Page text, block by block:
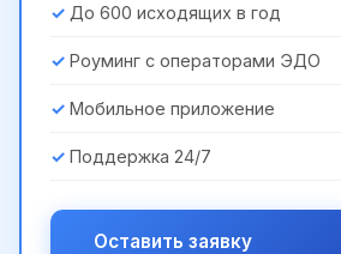
До 600 исходящих в год
Роуминг с операторами ЭДО
Мобильное приложение
Поддержка 24/7
Оставить заявку